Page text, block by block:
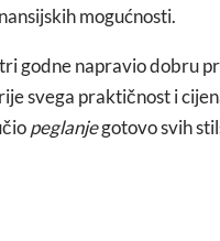
mogućnosti.
godne napravio dobru
svega praktičnost i
peglanjegotovo svih